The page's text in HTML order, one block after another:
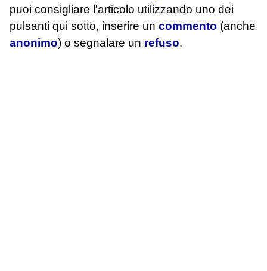
puoi consigliare l'articolo utilizzando uno dei
pulsanti qui sotto, inserire un commento (anche
anonimo) o segnalare un refuso.